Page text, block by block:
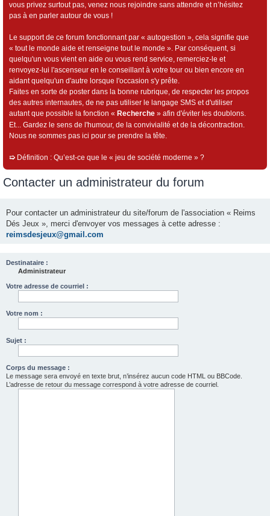
vous privez surtout pas, venez nous rejoindre sans attendre et n’hésitez
pas à en parler autour de vous !
Le support de ce forum fonctionnant par « autogestion », cela signifie que
« tout le monde aide et renseigne tout le monde ». Par conséquent, si
quelqu'un vous vient en aide ou vous rend service, remerciez-le et
renvoyez-lui l'ascenseur en le conseillant à votre tour ou bien encore en
aidant quelqu'un d'autre lorsque l'occasion s'y prête.
Faites en sorte de poster dans la bonne rubrique, de respecter les propos
des autres internautes, de ne pas utiliser le langage SMS et d'utiliser
autant que possible la fonction « Recherche » afin d'éviter les doublons.
Et... Gardez le sens de l'humour, de la convivialité et de la décontraction.
Nous ne sommes pas ici pour se prendre la tête.
➯ Définition : Qu’est-ce que le « jeu de société moderne » ?
Contacter un administrateur du forum
Pour contacter un administrateur du site/forum de l'association « Reims
Dés Jeux », merci d'envoyer vos messages à cette adresse :
reimsdesjeux@gmail.com
Destinataire :
Administrateur
Votre adresse de courriel :
Votre nom :
Sujet :
Corps du message :
Le message sera envoyé en texte brut, n’insérez aucun code HTML ou BBCode.
L’adresse de retour du message correspond à votre adresse de courriel.